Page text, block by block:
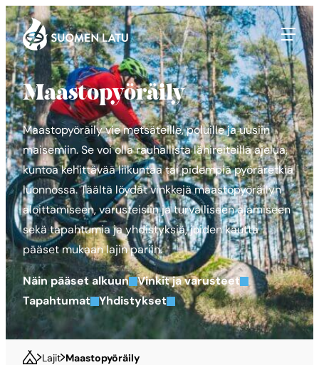
Siirry
suoraan
sisältöön
Suomen Latu
Maastopyöräily
Maastopyöräily vie metsäteille, poluille ja uusiin
maisemiin. Se voi olla rauhallista lähireiteillä ajelua,
kuntoa kehittävää liikuntaa tai pidempiä pyöräretkiä
luonnossa. Täältä löydät vinkkejä maastopyöräilyn
aloittamiseen, varusteisiin ja turvalliseen ajamiseen
sekä tapahtumia ja yhdistyksiä, joiden kautta
pääset mukaan lajin pariin.
Näin pääset alkuun Vinkit ja varusteet
Tapahtumat Yhdistykset
Lajit Maastopyöräily